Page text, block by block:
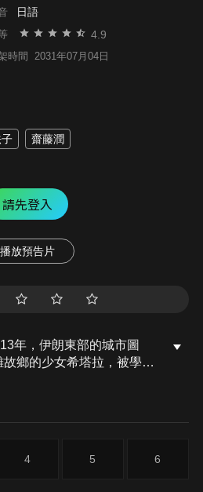
日語
4.9
時間 2031年07月04日
齋藤潤
請先登入
播放預告片
年，伊朗東部的城市圖
鄉的少女希塔拉，被學者
走，但法蒂瑪的兒子，立
性。第2話【二月盛開的
踏上旅途的8年後，蒙古
4 5 6